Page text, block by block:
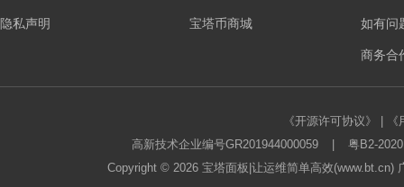
隐私声明 宝塔币商城 如有问
商务合
《开源许可协议》
高新技术企业编号GR201944000059
粤B2-
Copyright © 2026 宝塔面板 |让运维简单高效